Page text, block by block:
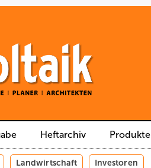
Heftarchiv Produkte
Landwirtschaft Investoren